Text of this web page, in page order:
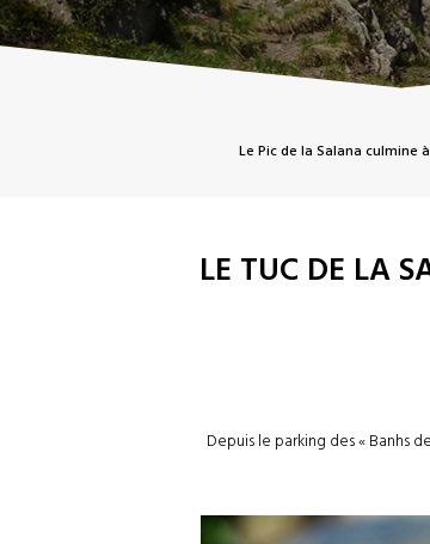
Le Pic de la Salana culmine
LE TUC DE LA
Depuis le parking des « Banhs